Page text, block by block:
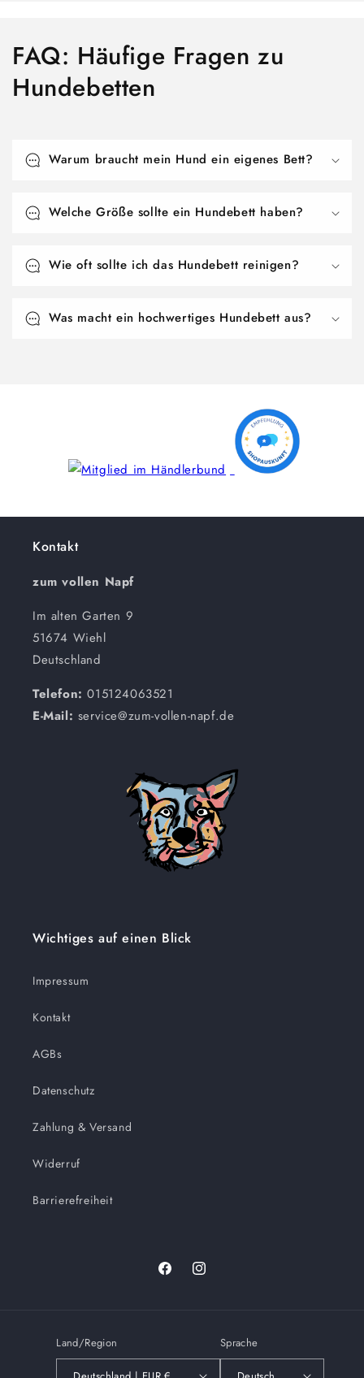
FAQ: Häufige Fragen zu
Hundebetten
Warum braucht mein Hund ein eigenes Bett?
Welche Größe sollte ein Hundebett haben?
Wie oft sollte ich das Hundebett reinigen?
Was macht ein hochwertiges Hundebett aus?
Kontakt
zum vollen Napf
Im alten Garten 9
51674 Wiehl
Deutschland
Telefon:015124063521
E-Mail: service@zum-vollen-napf.de
Wichtiges auf einen Blick
Impressum
Kontakt
AGBs
Datenschutz
Zahlung & Versand
Widerruf
Barrierefreiheit
FacebookInstagram
Land/Region Sprache